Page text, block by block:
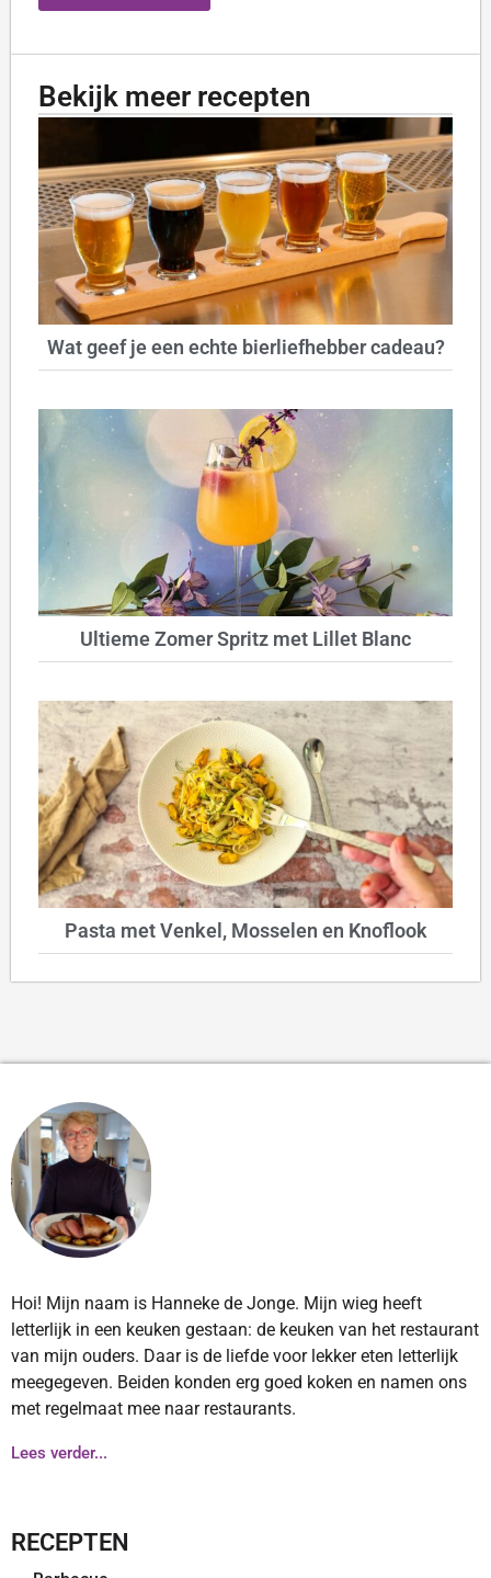
Bekijk meer recepten
Wat geef je een echte bierliefhebber cadeau?
Ultieme Zomer Spritz met Lillet Blanc
Pasta met Venkel, Mosselen en Knoflook
Hoi! Mijn naam is Hanneke de Jonge. Mijn wieg heeft
letterlijk in een keuken gestaan: de keuken van het restaurant
van mijn ouders. Daar is de liefde voor lekker eten letterlijk
meegegeven. Beiden konden erg goed koken en namen ons
met regelmaat mee naar restaurants.
Lees verder...
RECEPTEN